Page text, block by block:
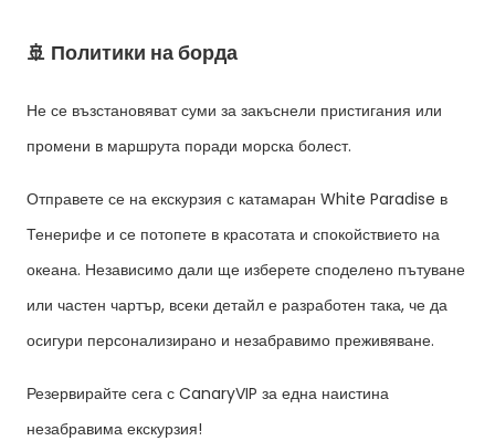
🚢 Политики на борда
Не се възстановяват суми за закъснели пристигания или
промени в маршрута поради морска болест.
Отправете се на екскурзия с катамаран White Paradise в
Тенерифе и се потопете в красотата и спокойствието на
океана. Независимо дали ще изберете споделено пътуване
или частен чартър, всеки детайл е разработен така, че да
осигури персонализирано и незабравимо преживяване.
Резервирайте сега с CanaryVIP за една наистина
незабравима екскурзия!